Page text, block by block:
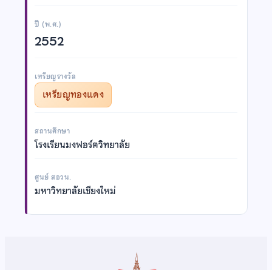
ปี (พ.ศ.)
2552
เหรียญรางวัล
เหรียญทองแดง
สถานศึกษา
โรงเรียนมงฟอร์ตวิทยาลัย
ศูนย์ สอวน.
มหาวิทยาลัยเชียงใหม่